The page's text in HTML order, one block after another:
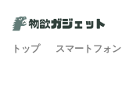
トップ スマートフォン